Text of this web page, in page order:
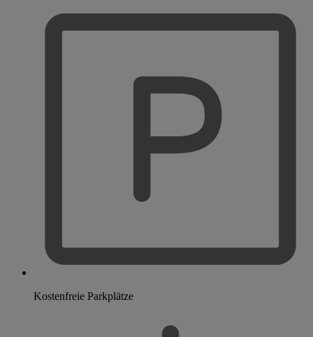
Kostenfreie Parkplätze